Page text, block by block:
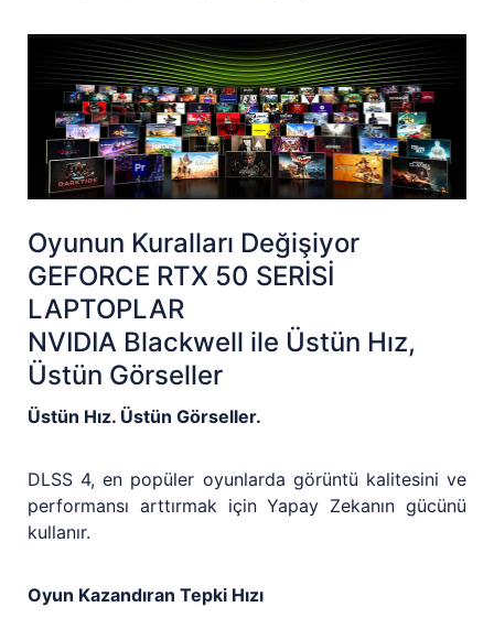
Oyunun Kuralları Değişiyor
GEFORCE RTX 50 SERİSİ
LAPTOPLAR
NVIDIA Blackwell ile Üstün Hız,
Üstün Görseller
Üstün Hız. Üstün Görseller.
DLSS 4, en popüler oyunlarda görüntü kalitesini ve
performansı arttırmak için Yapay Zekanın gücünü
kullanır.
Oyun Kazandıran Tepki Hızı